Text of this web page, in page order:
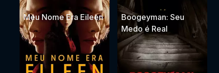
Meu Nome Era Eileen
Boogeyman: Seu
Medo é Real